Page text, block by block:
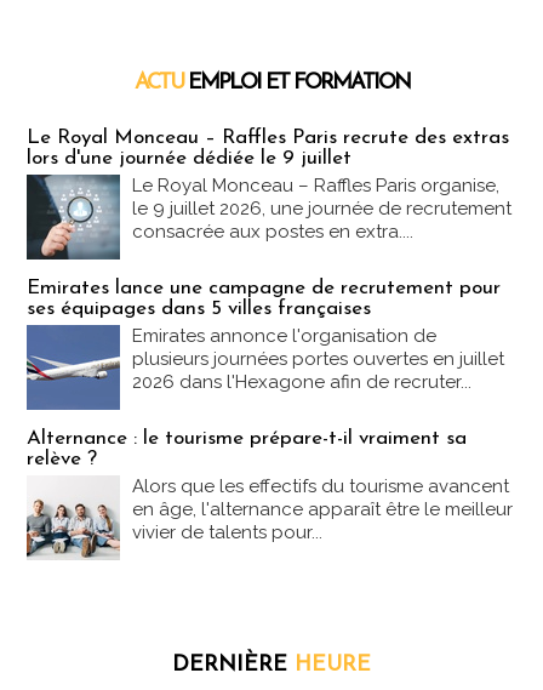
ACTU EMPLOI ET FORMATION
Le Royal Monceau – Raffles Paris recrute des extras
lors d'une journée dédiée le 9 juillet
Le Royal Monceau – Raffles Paris organise,
le 9 juillet 2026, une journée de recrutement
consacrée aux postes en extra....
Emirates lance une campagne de recrutement pour
ses équipages dans 5 villes françaises
Emirates annonce l'organisation de
plusieurs journées portes ouvertes en juillet
2026 dans l'Hexagone afin de recruter...
Alternance : le tourisme prépare-t-il vraiment sa
relève ?
Alors que les effectifs du tourisme avancent
en âge, l'alternance apparaît être le meilleur
vivier de talents pour...
DERNIÈRE HEURE